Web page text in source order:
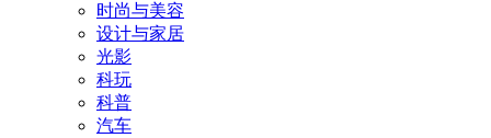
时尚与美容
设计与家居
光影
科玩
科普
汽车